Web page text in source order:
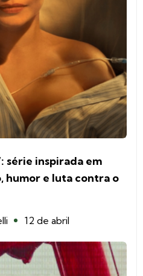
série inspirada em
humor e luta contra o
12 de abril